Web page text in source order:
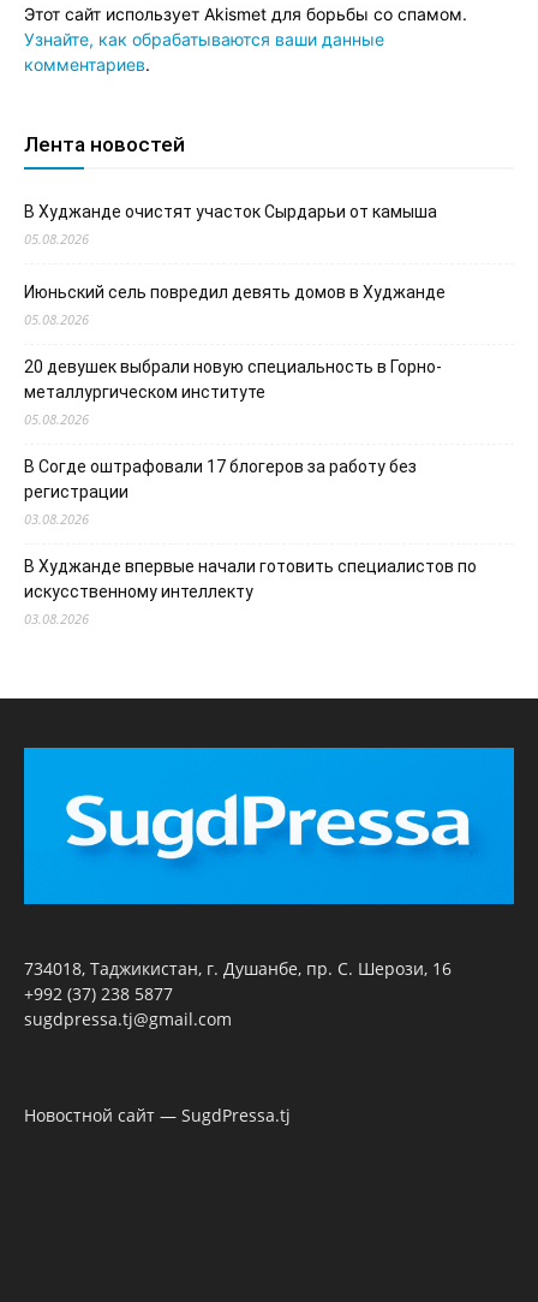
Этот сайт использует Akismet для борьбы со спамом.
Узнайте, как обрабатываются ваши данные
комментариев.
Лента новостей
В Худжанде очистят участок Сырдарьи от камыша
05.08.2026
Июньский сель повредил девять домов в Худжанде
05.08.2026
20 девушек выбрали новую специальность в Горно-
металлургическом институте
05.08.2026
В Согде оштрафовали 17 блогеров за работу без
регистрации
03.08.2026
В Худжанде впервые начали готовить специалистов по
искусственному интеллекту
03.08.2026
734018, Таджикистан, г. Душанбе, пр. С. Шерози, 16
+992 (37) 238 5877
sugdpressa.tj@gmail.com
Новостной сайт — SugdPressa.tj